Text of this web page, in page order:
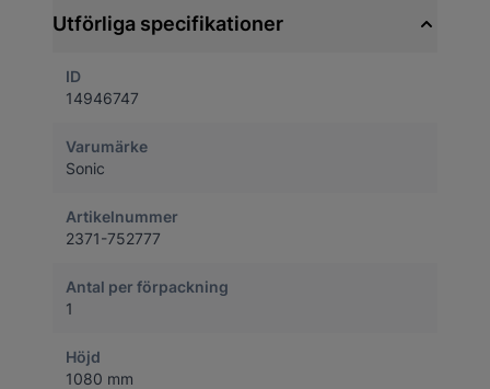
Utförliga specifikationer
ID
14946747
Varumärke
Sonic
Artikelnummer
2371-752777
Antal per förpackning
1
Höjd
1080 mm